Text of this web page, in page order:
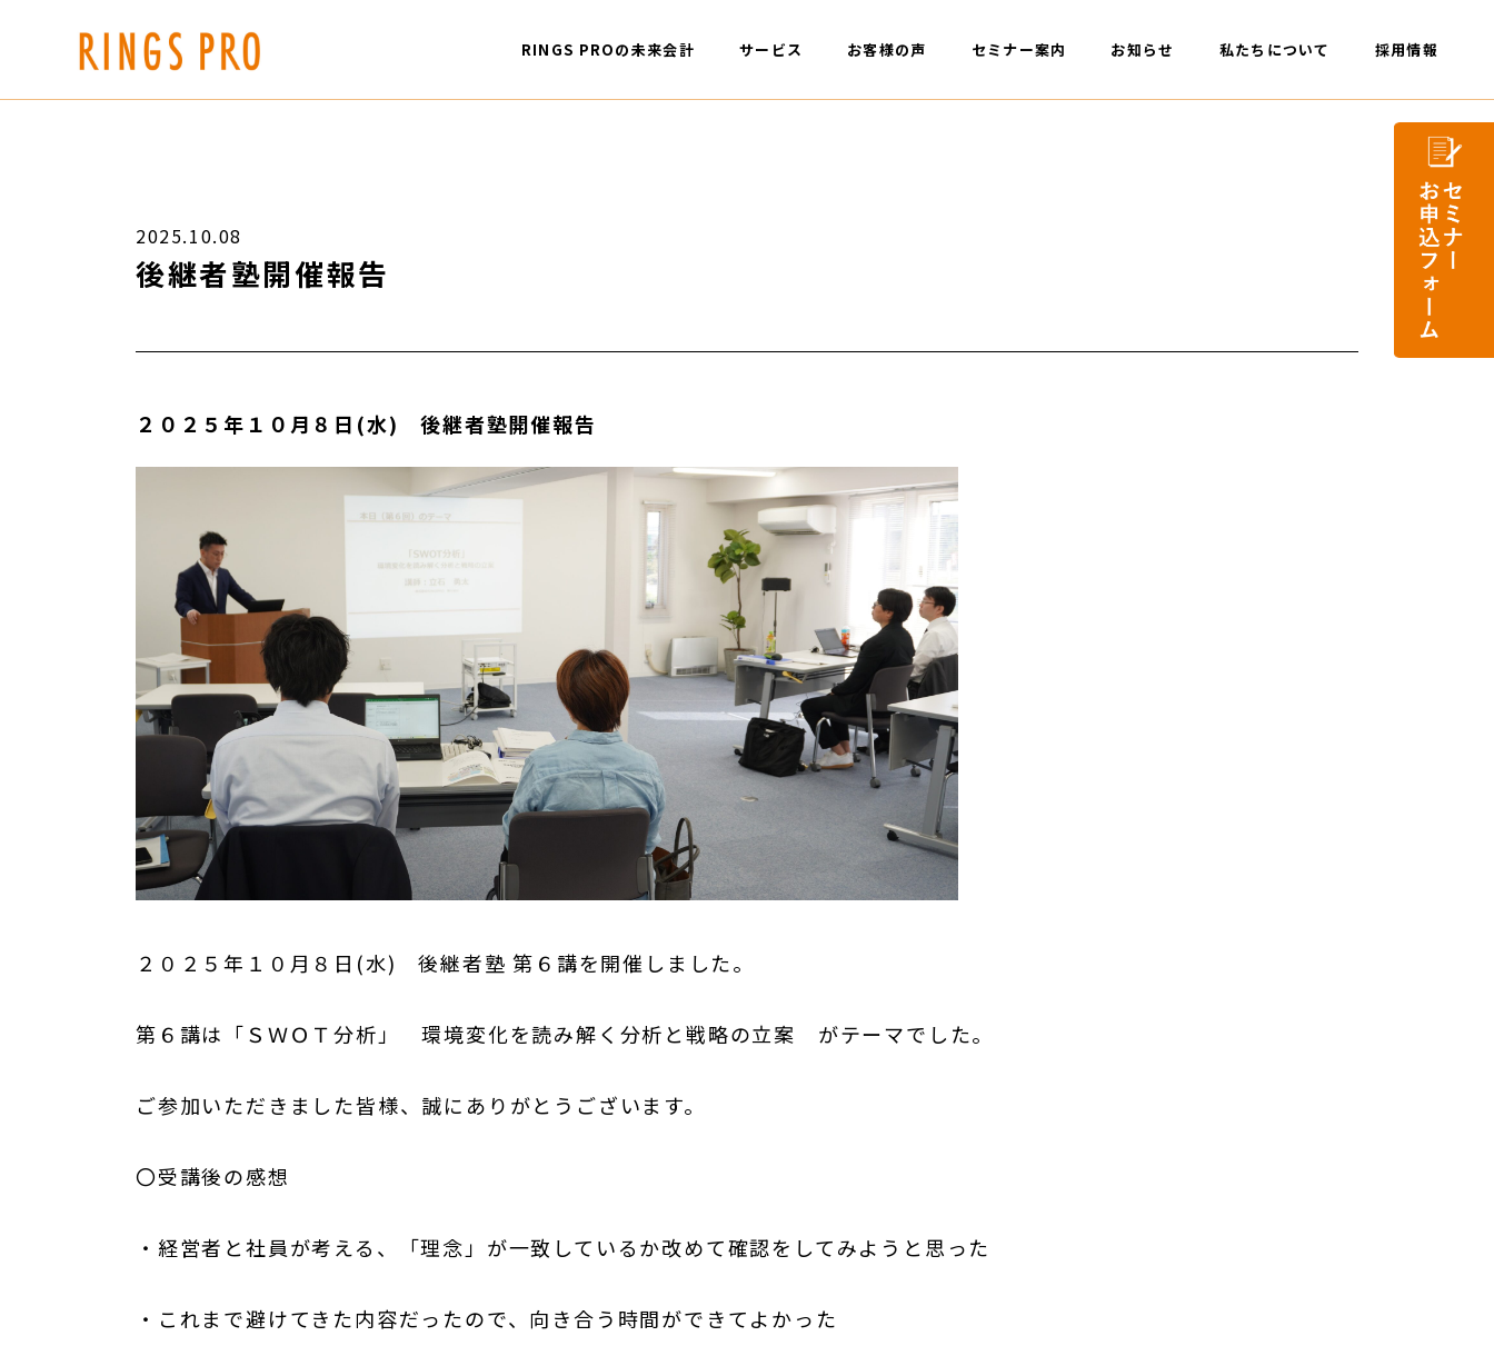
RINGS PROの未来会計 サービス お客様の声 セミナー案内 お知らせ 私たちについて 採用情報
2025.10.08
後継者塾開催報告
２０２５年１０月８日(水) 後継者塾開催報告
２０２５年１０月８日(水) 後継者塾 第６講を開催しました。
第６講は「ＳＷＯＴ分析」 環境変化を読み解く分析と戦略の立案 がテーマでした。
ご参加いただきました皆様、誠にありがとうございます。
〇受講後の感想
・経営者と社員が考える、「理念」が一致しているか改めて確認をしてみようと思った
・これまで避けてきた内容だったので、向き合う時間ができてよかった